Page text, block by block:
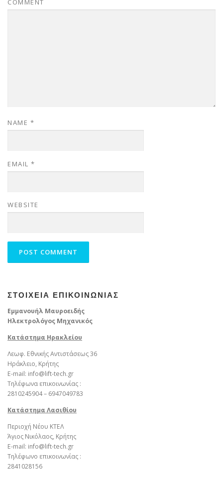
COMMENT
NAME *
EMAIL *
WEBSITE
ΣΤΟΙΧΕΙΑ ΕΠΙΚΟΙΝΩΝΙΑΣ
Εμμανουήλ Μαυροειδής
Ηλεκτρολόγος Μηχανικός
Κατάστημα Ηρακλείου
Λεωφ. Εθνικής Αντιστάσεως 36
Ηράκλειο, Κρήτης
E-mail: info@lift-tech.gr
Τηλέφωνα επικοινωνίας :
2810245904 – 6947049783
Kατάστημα Λασιθίου
Περιοχή Νέου ΚΤΕΛ
Άγιος Νικόλαος, Κρήτης
E-mail: info@lift-tech.gr
Τηλέφωνο επικοινωνίας :
2841028156